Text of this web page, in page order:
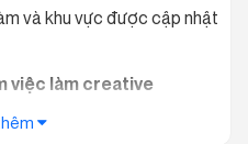
và khu vực được cập nhật
việc làm creative